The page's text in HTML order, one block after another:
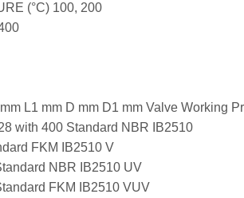
(°C) 100, 200
L1 mm D mm D1 mm Valve Working
with 400 Standard NBR IB2510
FKM IB2510 V
NBR IB2510 UV
FKM IB2510 VUV